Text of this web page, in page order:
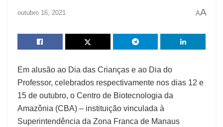
outubro 16, 2021 AA
Em alusão ao Dia das Crianças e ao Dia do
Professor, celebrados respectivamente nos dias 12 e
15 de outubro, o Centro de Biotecnologia da
Amazônia (CBA) – instituição vinculada à
Superintendência da Zona Franca de Manaus